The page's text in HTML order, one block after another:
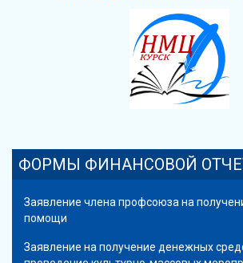
ФОРМЫ ФИНАНСОВОЙ
Заявление члена профсоюза на
помощи
Заявление на получение денежных